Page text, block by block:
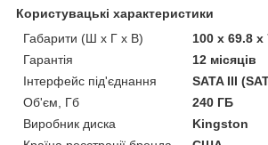
Користувацькі характеристики
Габарити (Ш х Г х В)
100 х 69.8
Гарантія
12 місяців
Інтерфейс під'єднання
SATA III
Об'єм, Гб
240 ГБ
Виробник диска
Kingston